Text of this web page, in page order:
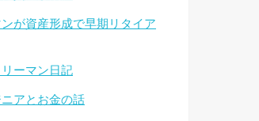
が資産形成で早期リタイア
ーマン日記
アとお金の話